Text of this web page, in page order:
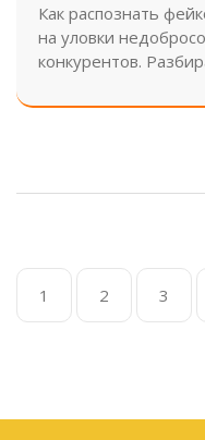
Как распознать
на уловки
конкурентов.
фотографии, а
1 2 3